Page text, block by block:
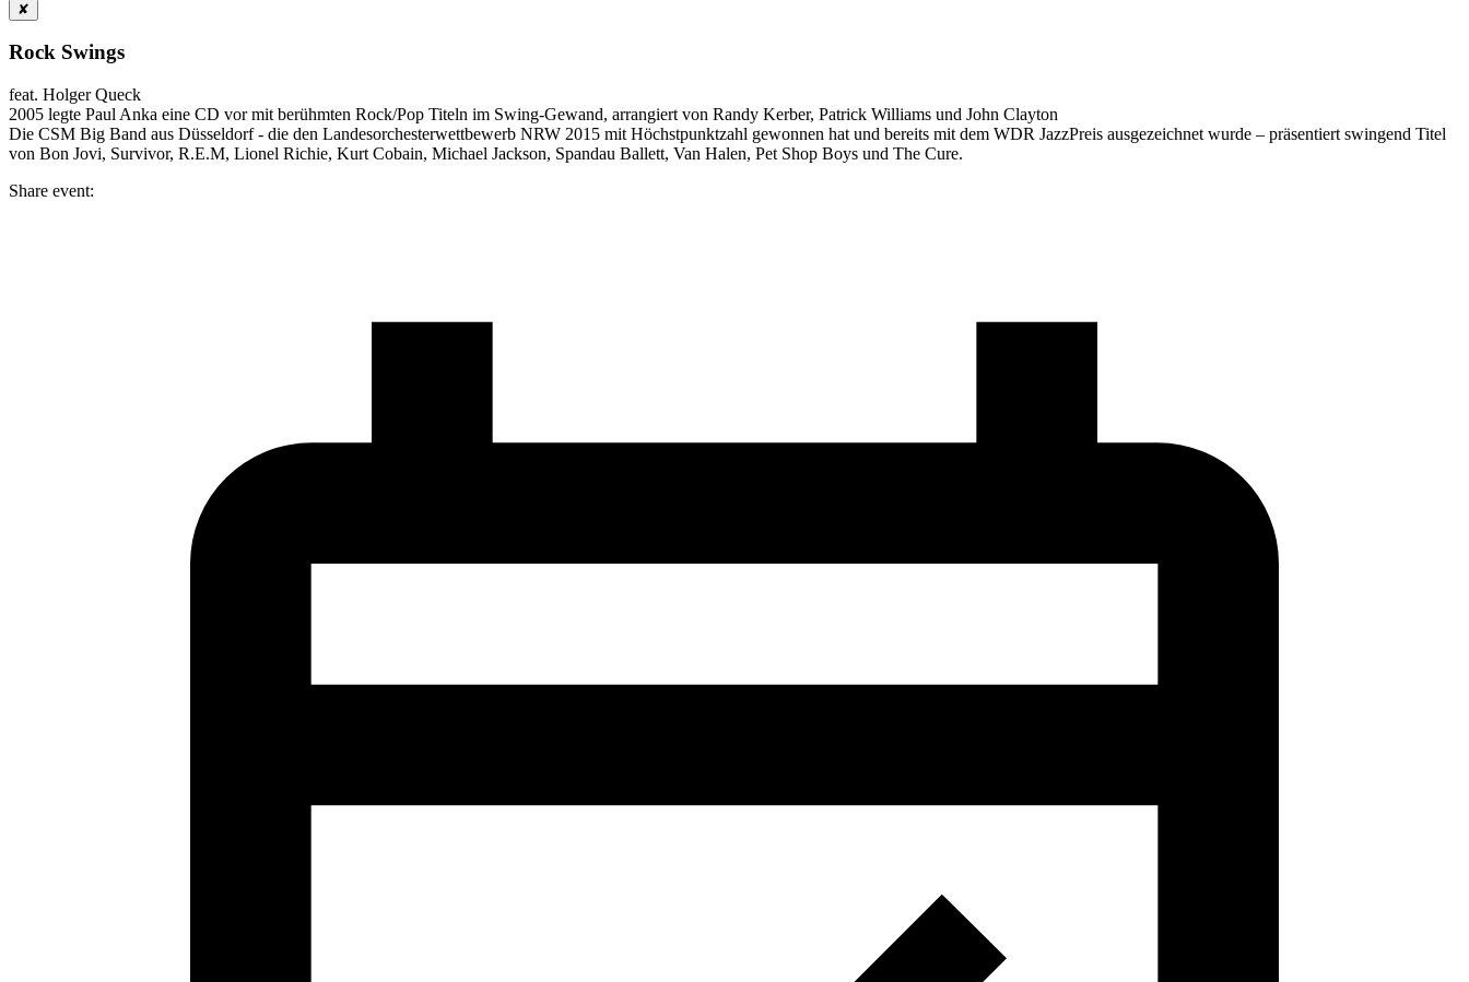
✘
Rock Swings
feat. Holger Queck
2005 legte Paul Anka eine CD vor mit berühmten Rock/Pop Titeln im Swing-Gewand, arrangiert von Randy Kerber, Patrick Williams und John Clayton
Die CSM Big Band aus Düsseldorf - die den Landesorchesterwettbewerb NRW 2015 mit Höchstpunktzahl gewonnen hat und bereits mit dem WDR JazzPreis ausgezeichnet wurde – präsentiert swingend Titel
von Bon Jovi, Survivor, R.E.M, Lionel Richie, Kurt Cobain, Michael Jackson, Spandau Ballett, Van Halen, Pet Shop Boys und The Cure.
Share event: